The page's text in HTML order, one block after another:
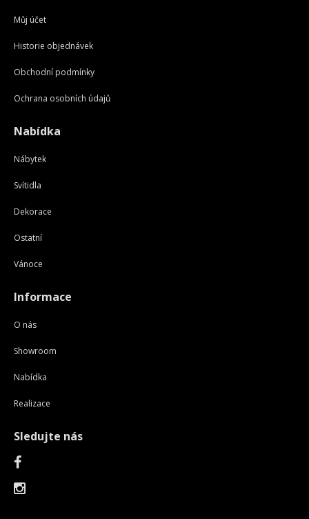
Můj účet
Historie objednávek
Obchodní podmínky
Ochrana osobních údajů
Nabídka
Nábytek
Svítidla
Dekorace
Ostatní
Vánoce
Informace
O nás
Showroom
Nabídka
Realizace
Sledujte nás